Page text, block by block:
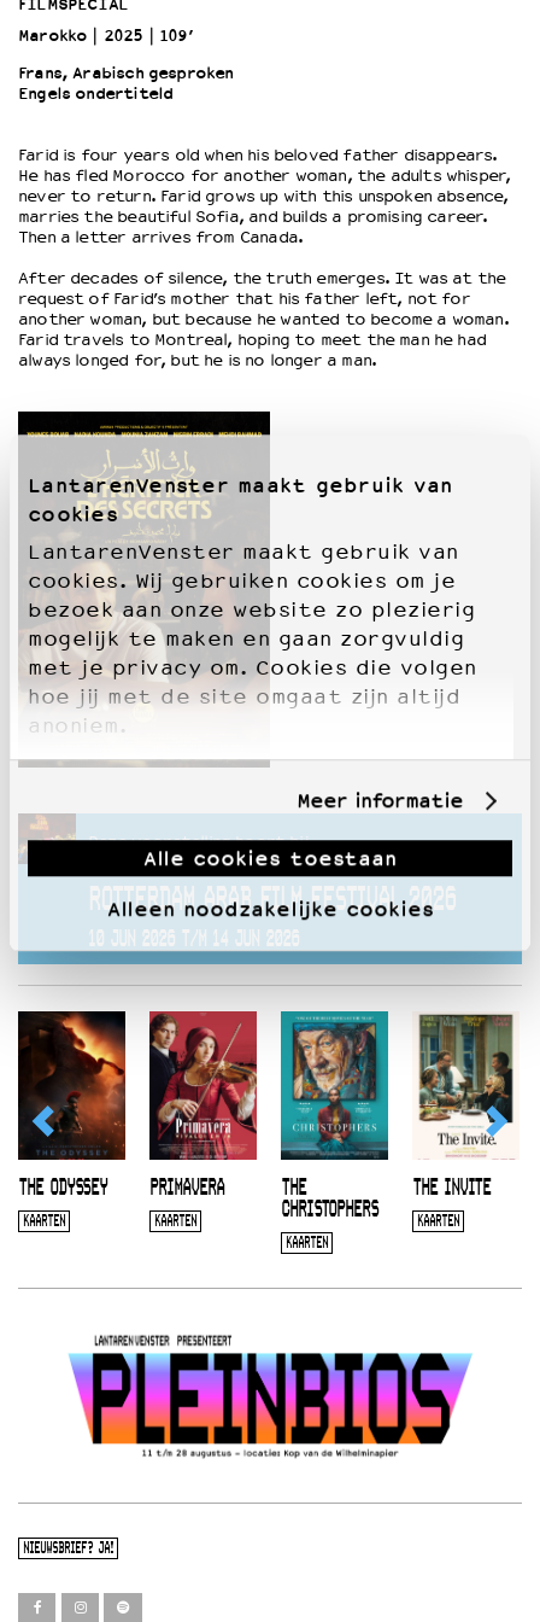
LantarenVenster maakt gebruik van
cookies
LantarenVenster maakt gebruik van
cookies. Wij gebruiken cookies om je
bezoek aan onze website zo plezierig
mogelijk te maken en gaan zorgvuldig
met je privacy om. Cookies die volgen
hoe jij met de site omgaat zijn altijd
anoniem.
Meer informatie
Alle cookies toestaan
Alleen noodzakelijke cookies
OVER LANTARENVENSTER
Wat we doen
Wie is wie
Word vriend
Historie
Partners
Privacyverklaring
Integriteits- en gedragscode
Duurzaamheid
Ruimte voor artistieke vrijheid – VNPF
FILMSPECIAL
Marokko
2025
109’
Frans, Arabisch gesproken
Engels ondertiteld
Farid is four years old when his beloved father disappears.
He has fled Morocco for another woman, the adults whisper,
never to return. Farid grows up with this unspoken absence,
marries the beautiful Sofia, and builds a promising career.
Then a letter arrives from Canada.
After decades of silence, the truth emerges. It was at the
request of Farid’s mother that his father left, not for
another woman, but because he wanted to become a woman.
Farid travels to Montreal, hoping to meet the man he had
always longed for, but he is no longer a man.
Deze voorstelling hoort bij
ROTTERDAM ARAB FILM FESTIVAL 2026
10 JUN 2026 T/M 14 JUN 2026
THE ODYSSEY
KAARTEN
PRIMAVERA
KAARTEN
THE
CHRISTOPHERS
KAARTEN
THE INVITE
KAARTEN
NIEUWSBRIEF? JA!